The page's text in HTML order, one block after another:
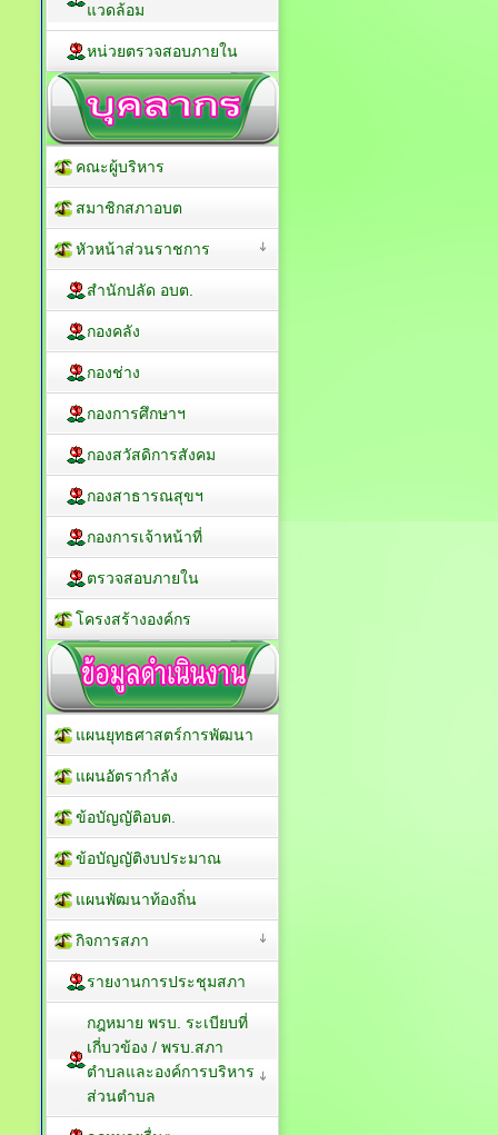
แวดล้อม
หน่วยตรวจสอบภายใน
คณะผู้บริหาร
สมาชิกสภาอบต
หัวหน้าส่วนราชการ
สำนักปลัด อบต.
กองคลัง
กองช่าง
กองการศึกษาฯ
กองสวัสดิการสังคม
กองสาธารณสุขฯ
กองการเจ้าหน้าที่
ตรวจสอบภายใน
โครงสร้างองค์กร
แผนยุทธศาสตร์การพัฒนา
แผนอัตรากำลัง
ข้อบัญญัติอบต.
ข้อบัญญัติงบประมาณ
แผนพัฒนาท้องถิ่น
กิจการสภา
รายงานการประชุมสภา
กฎหมาย พรบ. ระเบียบที่
เกี่บวข้อง / พรบ.สภา
ตำบลและองค์การบริหาร
ส่วนตำบล